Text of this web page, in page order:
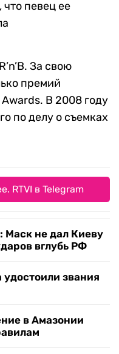
певец ее
За свою
премий
В 2008 году
по делу о съемках
RTVI в Telegram
Маск не дал Киеву
вглубь РФ
звания
в Амазонии